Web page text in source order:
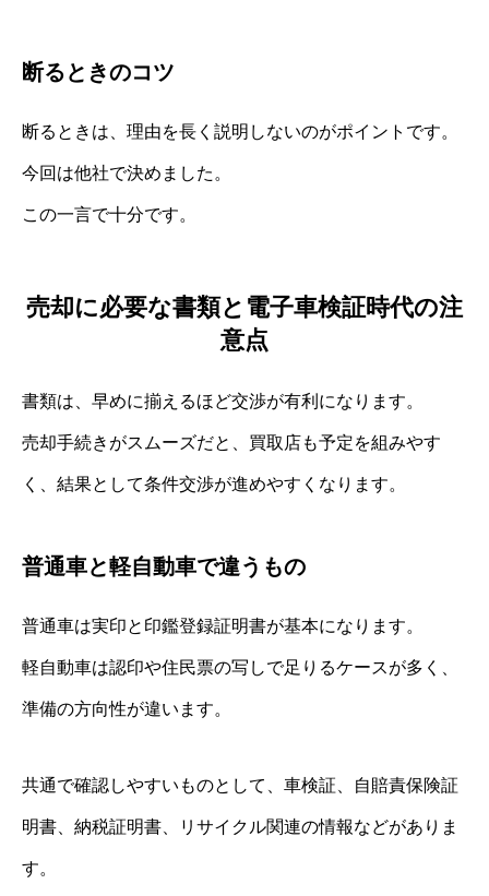
断るときのコツ
断るときは、理由を長く説明しないのがポイントです。
今回は他社で決めました。
この一言で十分です。
売却に必要な書類と電子車検証時代の注
意点
書類は、早めに揃えるほど交渉が有利になります。
売却手続きがスムーズだと、買取店も予定を組みやす
く、結果として条件交渉が進めやすくなります。
普通車と軽自動車で違うもの
普通車は実印と印鑑登録証明書が基本になります。
軽自動車は認印や住民票の写しで足りるケースが多く、
準備の方向性が違います。
共通で確認しやすいものとして、車検証、自賠責保険証
明書、納税証明書、リサイクル関連の情報などがありま
す。